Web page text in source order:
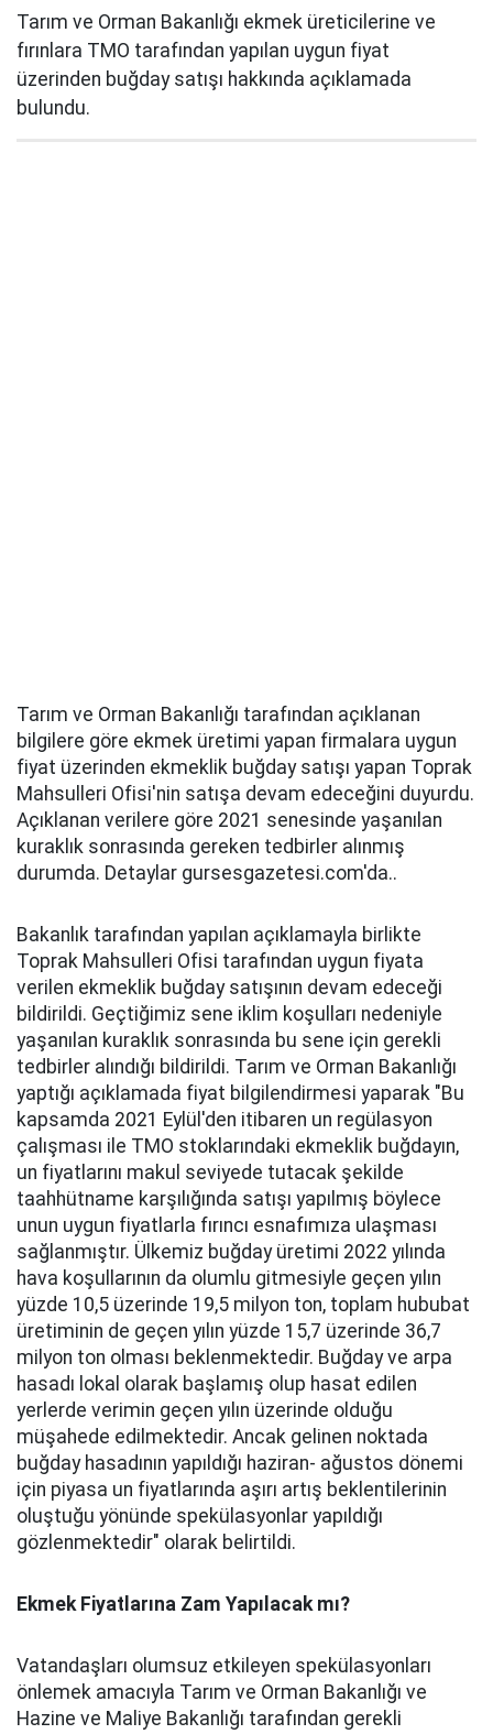
Tarım ve Orman Bakanlığı ekmek üreticilerine ve
fırınlara TMO tarafından yapılan uygun fiyat
üzerinden buğday satışı hakkında açıklamada
bulundu.
Tarım ve Orman Bakanlığı tarafından açıklanan
bilgilere göre ekmek üretimi yapan firmalara uygun
fiyat üzerinden ekmeklik buğday satışı yapan Toprak
Mahsulleri Ofisi'nin satışa devam edeceğini duyurdu.
Açıklanan verilere göre 2021 senesinde yaşanılan
kuraklık sonrasında gereken tedbirler alınmış
durumda. Detaylar gursesgazetesi.com'da..
Bakanlık tarafından yapılan açıklamayla birlikte
Toprak Mahsulleri Ofisi tarafından uygun fiyata
verilen ekmeklik buğday satışının devam edeceği
bildirildi. Geçtiğimiz sene iklim koşulları nedeniyle
yaşanılan kuraklık sonrasında bu sene için gerekli
tedbirler alındığı bildirildi. Tarım ve Orman Bakanlığı
yaptığı açıklamada fiyat bilgilendirmesi yaparak "Bu
kapsamda 2021 Eylül'den itibaren un regülasyon
çalışması ile TMO stoklarındaki ekmeklik buğdayın,
un fiyatlarını makul seviyede tutacak şekilde
taahhütname karşılığında satışı yapılmış böylece
unun uygun fiyatlarla fırıncı esnafımıza ulaşması
sağlanmıştır. Ülkemiz buğday üretimi 2022 yılında
hava koşullarının da olumlu gitmesiyle geçen yılın
yüzde 10,5 üzerinde 19,5 milyon ton, toplam hububat
üretiminin de geçen yılın yüzde 15,7 üzerinde 36,7
milyon ton olması beklenmektedir. Buğday ve arpa
hasadı lokal olarak başlamış olup hasat edilen
yerlerde verimin geçen yılın üzerinde olduğu
müşahede edilmektedir. Ancak gelinen noktada
buğday hasadının yapıldığı haziran- ağustos dönemi
için piyasa un fiyatlarında aşırı artış beklentilerinin
oluştuğu yönünde spekülasyonlar yapıldığı
gözlenmektedir" olarak belirtildi.
Ekmek Fiyatlarına Zam Yapılacak mı?
Vatandaşları olumsuz etkileyen spekülasyonları
önlemek amacıyla Tarım ve Orman Bakanlığı ve
Hazine ve Maliye Bakanlığı tarafından gerekli